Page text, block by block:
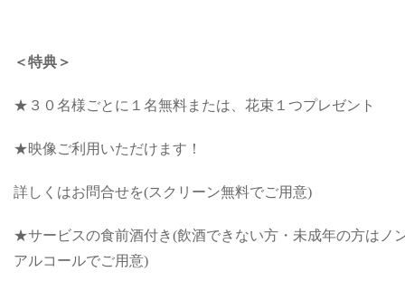
＜特典＞
★３０名様ごとに１名無料または、花束１つプレゼント
★映像ご利用いただけます！
詳しくはお問合せを(スクリーン無料でご用意)
★サービスの食前酒付き(飲酒できない方・未成年の方はノ
アルコールでご用意)